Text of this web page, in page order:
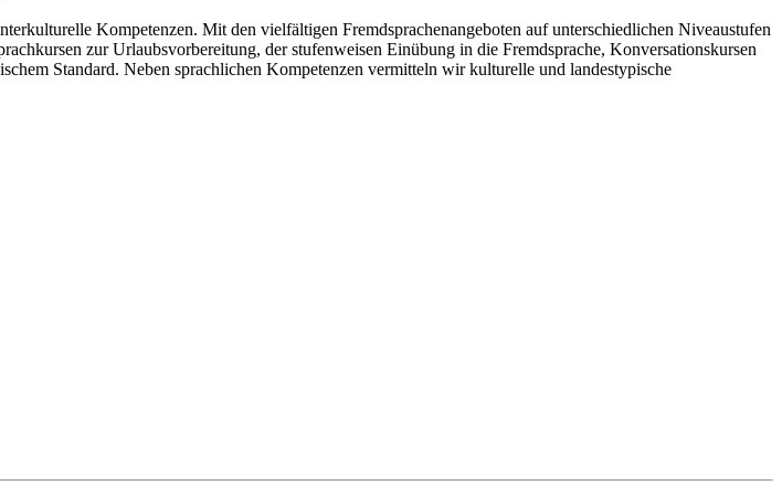
Kompetenzen. Mit den vielfältigen Fremdsprachenangeboten auf unterschiedlichen Niveaustufen
zur Urlaubsvorbereitung, der stufenweisen Einübung in die Fremdsprache, Konversationskursen
Standard. Neben sprachlichen Kompetenzen vermitteln wir kulturelle und landestypische